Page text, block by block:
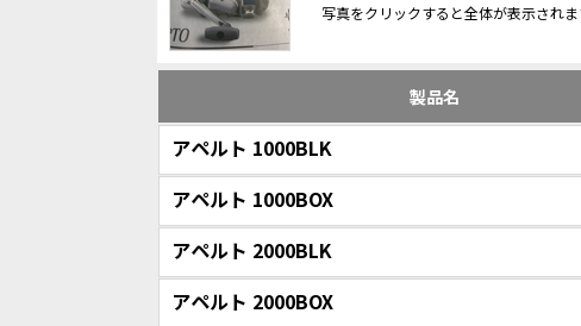
写真をクリックすると全体が表示され
製品名
アペルト 1000BLK
アペルト 1000BOX
アペルト 2000BLK
アペルト 2000BOX